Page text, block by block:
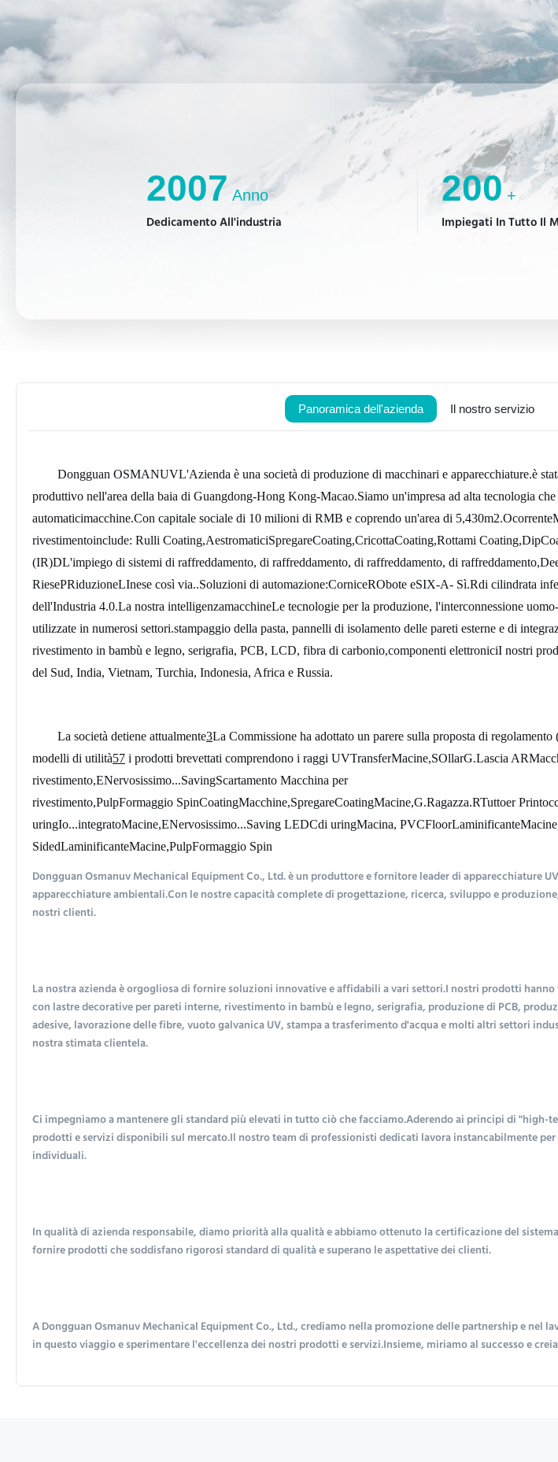
2007 Anno
Dedicamento All'industria
200 +
Impiegati In Tutto Il
Panoramica dell'azienda Il nostro servizio
Dongguan OSMANUVL'Azienda è una società di produzione di macchinari e apparecchiature.è
produttivo nell'area della baia di Guangdong-Hong Kong-Macao.Siamo un'impresa ad alta tecnologia
automaticimacchine.Con capitale sociale di 10 milioni di RMB e coprendo un'area di 5,430m2.Ocorrente
rivestimentoinclude: Rulli Coating,AestromaticiSpregareCoating,CricottaCoating,Rottami Coating,DipC
(IR)DL'impiego di sistemi di raffreddamento, di raffreddamento, di raffreddamento, di raffreddamento,D
RiesePRiduzioneLInese così via..Soluzioni di automazione:CorniceRObote eSIX-A- Sì.Rdi cilindrata
dell'Industria 4.0.La nostra intelligenzamacchineLe tecnologie per la produzione, l'interconnessione
utilizzate in numerosi settori.stampaggio della pasta, pannelli di isolamento delle pareti esterne e di
rivestimento in bambù e legno, serigrafia, PCB, LCD, fibra di carbonio,componenti elettroniciI nostri
del Sud, India, Vietnam, Turchia, Indonesia, Africa e Russia.
La società detiene attualmente3La Commissione ha adottato un parere sulla proposta di
modelli di utilità57 i prodotti brevettati comprendono i raggi UVTransferMacine,SOllarG.Lascia AR
rivestimento,ENervosissimo...SavingScartamento Macchina per
rivestimento,PulpFormaggio SpinCoatingMacchine,SpregareCoatingMacine,G.Ragazza.RTuttoer P
uringIo...integratoMacine,ENervosissimo...Saving LEDCdi uringMacina, PVCFloorLaminificanteM
SidedLaminificanteMacine,PulpFormaggio Spin
Dongguan Osmanuv Mechanical Equipment Co., Ltd. è un produttore e fornitore leader di
apparecchiature ambientali.Con le nostre capacità complete di progettazione, ricerca, sviluppo e
nostri clienti.
La nostra azienda è orgogliosa di fornire soluzioni innovative e affidabili a vari settori.I nostri prodotti
con lastre decorative per pareti interne, rivestimento in bambù e legno, serigrafia, produzione di PCB,
adesive, lavorazione delle fibre, vuoto galvanica UV, stampa a trasferimento d'acqua e molti altri settori
nostra stimata clientela.
Ci impegniamo a mantenere gli standard più elevati in tutto ciò che facciamo.Aderendo ai principi di
prodotti e servizi disponibili sul mercato.Il nostro team di professionisti dedicati lavora instancabilmente
individuali.
In qualità di azienda responsabile, diamo priorità alla qualità e abbiamo ottenuto la certificazione del
fornire prodotti che soddisfano rigorosi standard di qualità e superano le aspettative dei clienti.
A Dongguan Osmanuv Mechanical Equipment Co., Ltd., crediamo nella promozione delle partnership e
in questo viaggio e sperimentare l'eccellenza dei nostri prodotti e servizi.Insieme, miriamo al successo e